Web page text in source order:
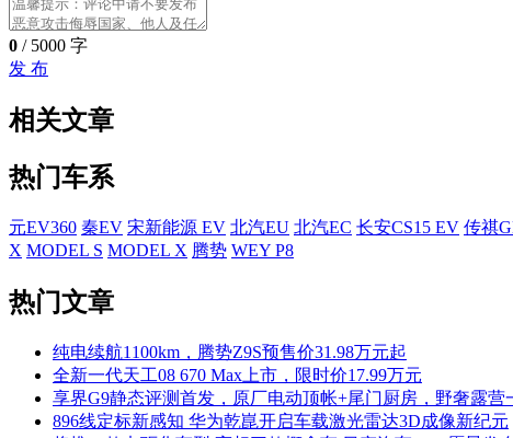
0 / 5000 字
发 布
相关文章
热门车系
元EV360 秦EV 宋新能源 EV 北汽EU 北汽EC 长安CS15 EV 传祺
X MODEL S MODEL X 腾势 WEY P8
热门文章
纯电续航1100km，腾势Z9S预售价31.98万元起
全新一代天工08 670 Max上市，限时价17.99万元
享界G9静态评测首发，原厂电动顶帐+尾门厨房，野奢露营
896线定标新感知 华为乾崑开启车载激光雷达3D成像新纪元